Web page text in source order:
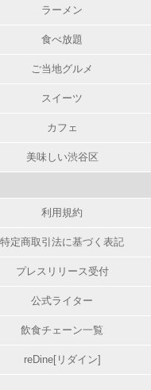
ラーメン
食べ放題
ご当地グルメ
スイーツ
カフェ
美味しい渋谷区
利用規約
特定商取引法に基づく表記
プレスリリース受付
公式ライター
飲食チェーン一覧
reDine[リダイン]